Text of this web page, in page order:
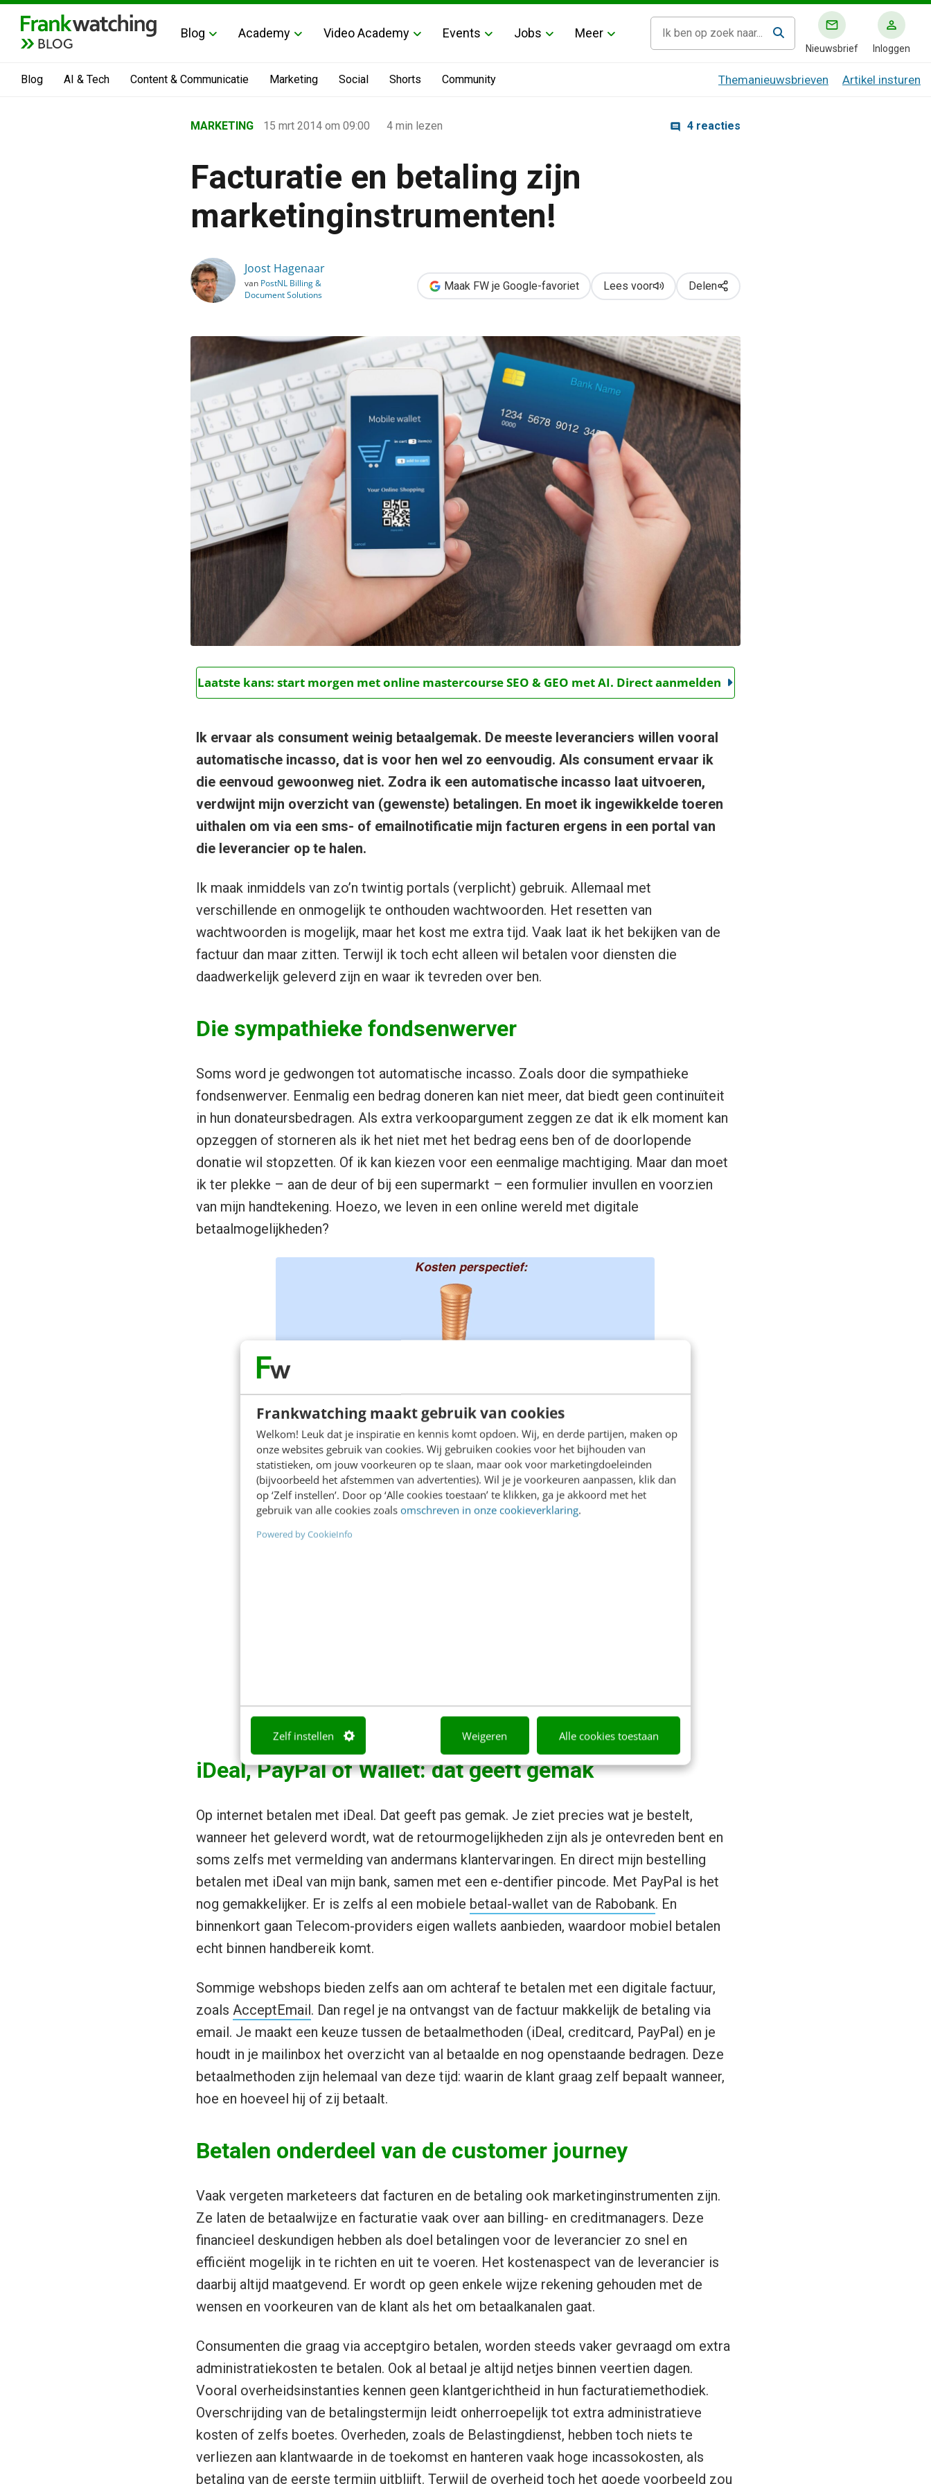
Frankwatching maakt gebruik van cookies
Welkom! Leuk dat je inspiratie en kennis komt opdoen. Wij, en derde partijen, maken op
onze websites gebruik van cookies. Wij gebruiken cookies voor het bijhouden van
statistieken, om jouw voorkeuren op te slaan, maar ook voor marketingdoeleinden
(bijvoorbeeld het afstemmen van advertenties). Wil je je voorkeuren aanpassen, klik dan
op ‘Zelf instellen’. Door op ‘Alle cookies toestaan’ te klikken, ga je akkoord met het
gebruik van alle cookies zoals omschreven in onze cookieverklaring.
Powered by CookieInfo
Zelf instellen Weigeren Alle cookies toestaan
BLOG
Blog Academy Video Academy Events Jobs Meer
Nieuwsbrief Inloggen
Blog AI & Tech Content & Communicatie Marketing Social Shorts Community Themanieuwsbrieven Artikel insturen
›
›
MARKETING 15 mrt 2014 om 09:00 4 min lezen 4 reacties
Facturatie en betaling zijn
marketinginstrumenten!
Joost Hagenaar
van PostNL Billing &
Document Solutions
Maak FW je Google-favoriet Lees voor Delen
Laatste kans: start morgen met online mastercourse SEO & GEO met AI. Direct aanmelden
Ik ervaar als consument weinig betaalgemak. De meeste leveranciers willen vooral
automatische incasso, dat is voor hen wel zo eenvoudig. Als consument ervaar ik
die eenvoud gewoonweg niet. Zodra ik een automatische incasso laat uitvoeren,
verdwijnt mijn overzicht van (gewenste) betalingen. En moet ik ingewikkelde toeren
uithalen om via een sms- of emailnotificatie mijn facturen ergens in een portal van
die leverancier op te halen.
Ik maak inmiddels van zo’n twintig portals (verplicht) gebruik. Allemaal met
verschillende en onmogelijk te onthouden wachtwoorden. Het resetten van
wachtwoorden is mogelijk, maar het kost me extra tijd. Vaak laat ik het bekijken van de
factuur dan maar zitten. Terwijl ik toch echt alleen wil betalen voor diensten die
daadwerkelijk geleverd zijn en waar ik tevreden over ben.
Die sympathieke fondsenwerver
Soms word je gedwongen tot automatische incasso. Zoals door die sympathieke
fondsenwerver. Eenmalig een bedrag doneren kan niet meer, dat biedt geen continuïteit
in hun donateursbedragen. Als extra verkoopargument zeggen ze dat ik elk moment kan
opzeggen of storneren als ik het niet met het bedrag eens ben of de doorlopende
donatie wil stopzetten. Of ik kan kiezen voor een eenmalige machtiging. Maar dan moet
ik ter plekke – aan de deur of bij een supermarkt – een formulier invullen en voorzien
van mijn handtekening. Hoezo, we leven in een online wereld met digitale
betaalmogelijkheden?
iDeal, PayPal of Wallet: dat geeft gemak
Op internet betalen met iDeal. Dat geeft pas gemak. Je ziet precies wat je bestelt,
wanneer het geleverd wordt, wat de retourmogelijkheden zijn als je ontevreden bent en
soms zelfs met vermelding van andermans klantervaringen. En direct mijn bestelling
betalen met iDeal van mijn bank, samen met een e-dentifier pincode. Met PayPal is het
nog gemakkelijker. Er is zelfs al een mobiele betaal-wallet van de Rabobank. En
binnenkort gaan Telecom-providers eigen wallets aanbieden, waardoor mobiel betalen
echt binnen handbereik komt.
Sommige webshops bieden zelfs aan om achteraf te betalen met een digitale factuur,
zoals AcceptEmail. Dan regel je na ontvangst van de factuur makkelijk de betaling via
email. Je maakt een keuze tussen de betaalmethoden (iDeal, creditcard, PayPal) en je
houdt in je mailinbox het overzicht van al betaalde en nog openstaande bedragen. Deze
betaalmethoden zijn helemaal van deze tijd: waarin de klant graag zelf bepaalt wanneer,
hoe en hoeveel hij of zij betaalt.
Betalen onderdeel van de customer journey
Vaak vergeten marketeers dat facturen en de betaling ook marketinginstrumenten zijn.
Ze laten de betaalwijze en facturatie vaak over aan billing- en creditmanagers. Deze
financieel deskundigen hebben als doel betalingen voor de leverancier zo snel en
efficiënt mogelijk in te richten en uit te voeren. Het kostenaspect van de leverancier is
daarbij altijd maatgevend. Er wordt op geen enkele wijze rekening gehouden met de
wensen en voorkeuren van de klant als het om betaalkanalen gaat.
Consumenten die graag via acceptgiro betalen, worden steeds vaker gevraagd om extra
administratiekosten te betalen. Ook al betaal je altijd netjes binnen veertien dagen.
Vooral overheidsinstanties kennen geen klantgerichtheid in hun facturatiemethodiek.
Overschrijding van de betalingstermijn leidt onherroepelijk tot extra administratieve
kosten of zelfs boetes. Overheden, zoals de Belastingdienst, hebben toch niets te
verliezen aan klantwaarde in de toekomst en hanteren vaak hoge incassokosten, als
betaling van de eerste termijn uitblijft. Terwijl de overheid toch het goede voorbeeld zou